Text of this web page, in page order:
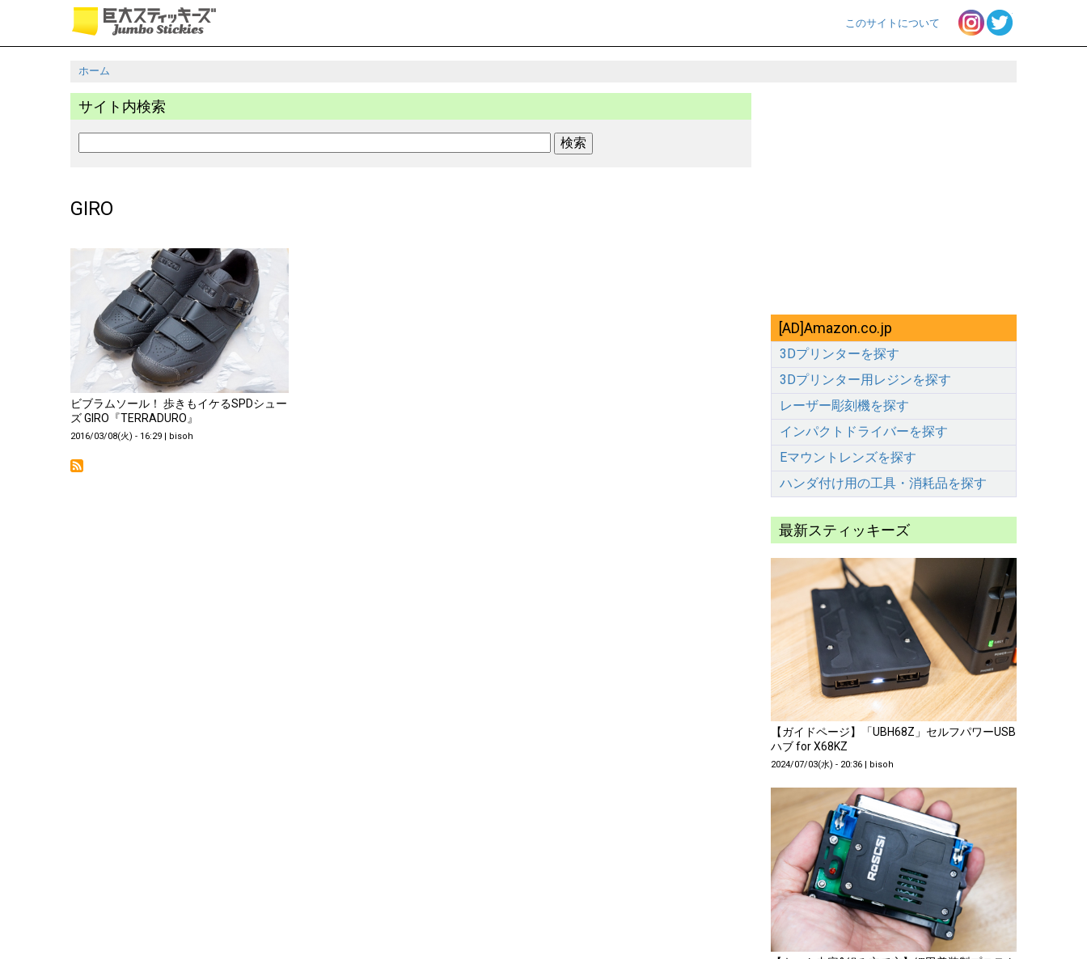
Main
menu
このサイトについて
Social
Links
instagram
パ
ン
く
ず
ホーム
サイト内検索
索
GIRO
ビブラムソール！ 歩きもイケるSPDシュー
ズ GIRO『TERRADURO』
2016/03/08(火) - 16:29 bisoh
[AD]Amazon.co.jp
3Dプリンターを探す
3Dプリンター用レジンを探す
レーザー彫刻機を探す
インパクトドライバーを探す
Eマウントレンズを探す
ハンダ付け用の工具・消耗品を探す
最新スティッキーズ
【ガイドページ】「UBH68Z」セルフパワーUSB
ハブ for X68KZ
2024/07/03(水) - 20:36 bisoh